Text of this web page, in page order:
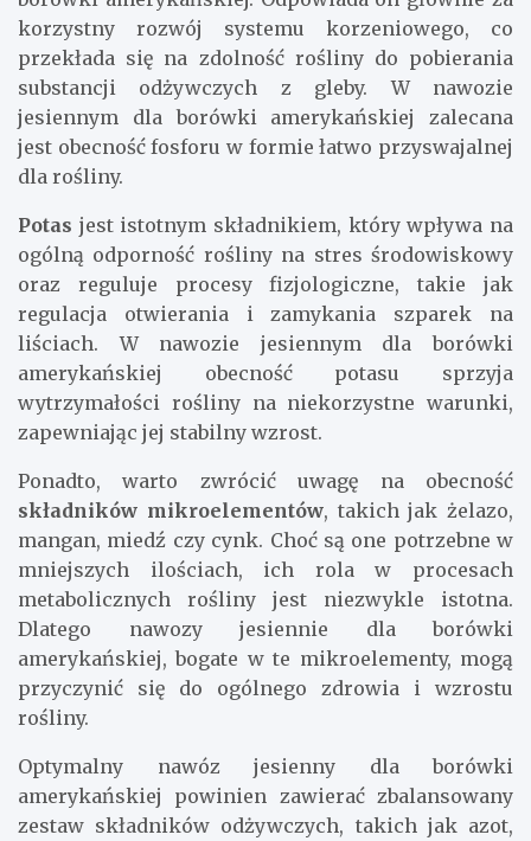
korzystny rozwój systemu korzeniowego, co
przekłada się na zdolność rośliny do pobierania
substancji odżywczych z gleby. W nawozie
jesiennym dla borówki amerykańskiej zalecana
jest obecność fosforu w formie łatwo przyswajalnej
dla rośliny.
Potas jest istotnym składnikiem, który wpływa na
ogólną odporność rośliny na stres środowiskowy
oraz reguluje procesy fizjologiczne, takie jak
regulacja otwierania i zamykania szparek na
liściach. W nawozie jesiennym dla borówki
amerykańskiej obecność potasu sprzyja
wytrzymałości rośliny na niekorzystne warunki,
zapewniając jej stabilny wzrost.
Ponadto, warto zwrócić uwagę na obecność
składników mikroelementów, takich jak żelazo,
mangan, miedź czy cynk. Choć są one potrzebne w
mniejszych ilościach, ich rola w procesach
metabolicznych rośliny jest niezwykle istotna.
Dlatego nawozy jesiennie dla borówki
amerykańskiej, bogate w te mikroelementy, mogą
przyczynić się do ogólnego zdrowia i wzrostu
rośliny.
Optymalny nawóz jesienny dla borówki
amerykańskiej powinien zawierać zbalansowany
zestaw składników odżywczych, takich jak azot,